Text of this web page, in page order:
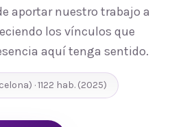
aportar nuestro trabajo a
los vínculos que
aquí tenga sentido.
) ·1122 hab. (2025)